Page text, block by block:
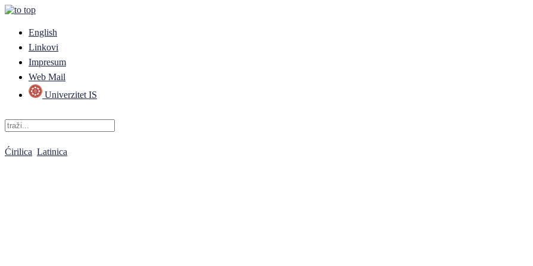
English
Linkovi
Impresum
Web Mail
Univerzitet IS
Ćirilica Latinica